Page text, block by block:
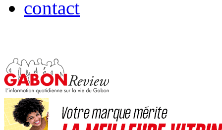
contact